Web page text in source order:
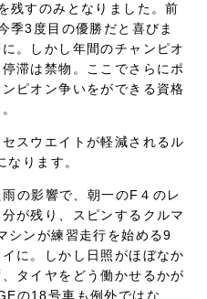
残すのみとなりました。前
季3度目の優勝だと喜びま
。しかし年間のチャンピオ
滞は禁物。ここでさらにポ
ピオン争いをができる資格
スウエイトが軽減されるル
ります。
の影響で、朝一のF４のレ
が残り、スピンするクルマ
シンが練習走行を始める9
に。しかし日照がほぼなか
タイヤをどう働かせるかが
の18号車も例外ではな